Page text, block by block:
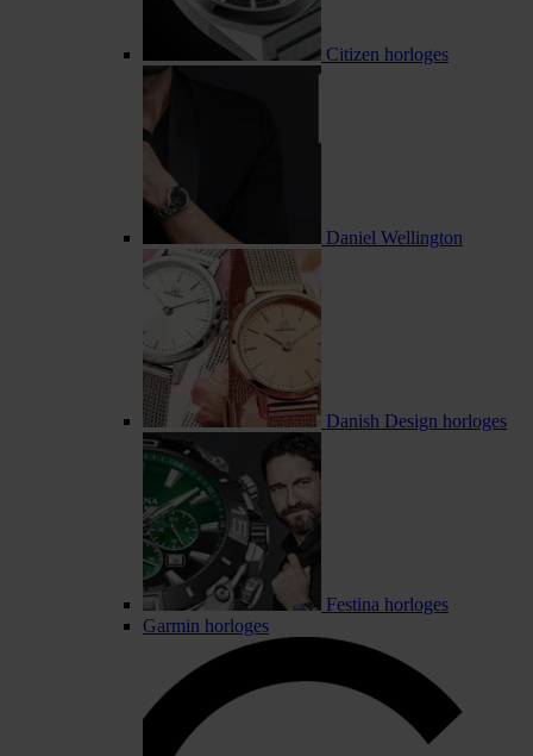
Citizen horloges
Daniel Wellington
Danish Design horloges
Festina horloges
Garmin horloges